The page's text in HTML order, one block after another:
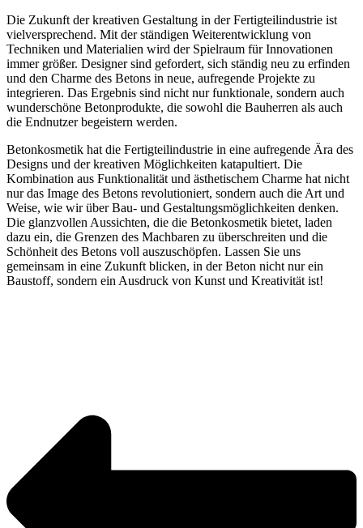
Die Zukunft der kreativen Gestaltung in der Fertigteilindustrie ist
vielversprechend. Mit der ständigen Weiterentwicklung von
Techniken und Materialien wird der Spielraum für Innovationen
immer größer. Designer sind gefordert, sich ständig neu zu erfinden
und den Charme des Betons in neue, aufregende Projekte zu
integrieren. Das Ergebnis sind nicht nur funktionale, sondern auch
wunderschöne Betonprodukte, die sowohl die Bauherren als auch
die Endnutzer begeistern werden.
Betonkosmetik hat die Fertigteilindustrie in eine aufregende Ära des
Designs und der kreativen Möglichkeiten katapultiert. Die
Kombination aus Funktionalität und ästhetischem Charme hat nicht
nur das Image des Betons revolutioniert, sondern auch die Art und
Weise, wie wir über Bau- und Gestaltungsmöglichkeiten denken.
Die glanzvollen Aussichten, die die Betonkosmetik bietet, laden
dazu ein, die Grenzen des Machbaren zu überschreiten und die
Schönheit des Betons voll auszuschöpfen. Lassen Sie uns
gemeinsam in eine Zukunft blicken, in der Beton nicht nur ein
Baustoff, sondern ein Ausdruck von Kunst und Kreativität ist!